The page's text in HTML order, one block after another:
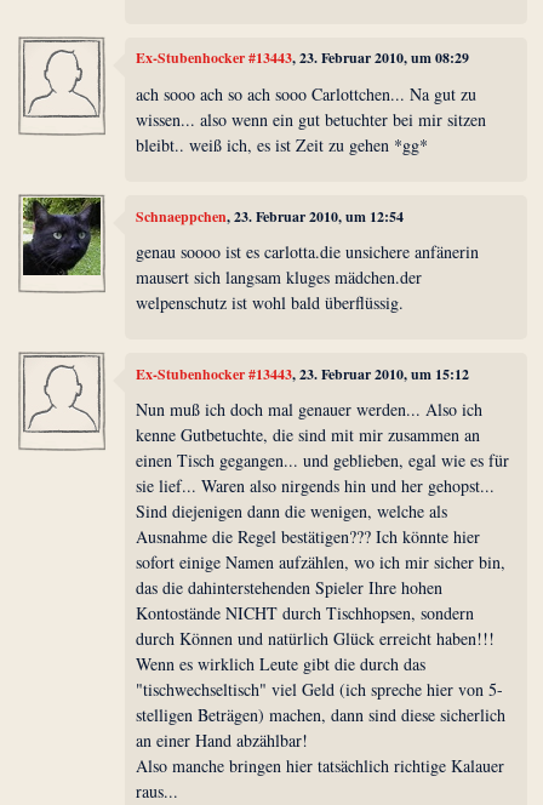
Ex-Stubenhocker #13443, 23. Februar 2010, um 08:29
ach sooo ach so ach sooo Carlottchen... Na gut zu
wissen... also wenn ein gut betuchter bei mir sitzen
bleibt.. weiß ich, es ist Zeit zu gehen *gg*
Schnaeppchen, 23. Februar 2010, um 12:54
genau soooo ist es carlotta.die unsichere anfänerin
mausert sich langsam kluges mädchen.der
welpenschutz ist wohl bald überflüssig.
Ex-Stubenhocker #13443, 23. Februar 2010, um 15:12
Nun muß ich doch mal genauer werden... Also ich
kenne Gutbetuchte, die sind mit mir zusammen an
einen Tisch gegangen... und geblieben, egal wie es für
sie lief... Waren also nirgends hin und her gehopst...
Sind diejenigen dann die wenigen, welche als
Ausnahme die Regel bestätigen??? Ich könnte hier
sofort einige Namen aufzählen, wo ich mir sicher bin,
das die dahinterstehenden Spieler Ihre hohen
Kontostände NICHT durch Tischhopsen, sondern
durch Können und natürlich Glück erreicht haben!!!
Wenn es wirklich Leute gibt die durch das
"tischwechseltisch" viel Geld (ich spreche hier von 5-
stelligen Beträgen) machen, dann sind diese sicherlich
an einer Hand abzählbar!
Also manche bringen hier tatsächlich richtige Kalauer
raus...